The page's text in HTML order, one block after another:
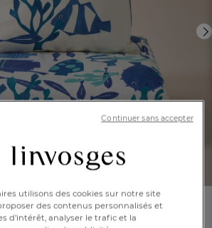
couette + taie d'oreiller
utilisons des cookies sur notre site
des contenus personnalisés et
d’intérêt, analyser le trafic et la
Continuer sans accepter